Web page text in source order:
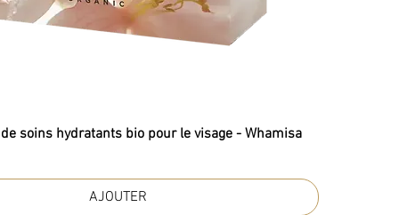
soins hydratants bio pour le visage - Whamisa
AJOUTER